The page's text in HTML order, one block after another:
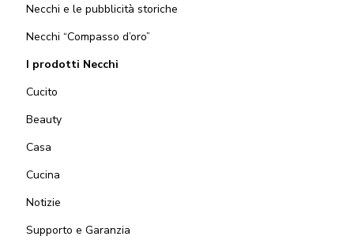
Necchi e le pubblicità storiche
Necchi “Compasso d’oro”
I prodotti Necchi
Cucito
Beauty
Casa
Cucina
Notizie
Supporto e Garanzia